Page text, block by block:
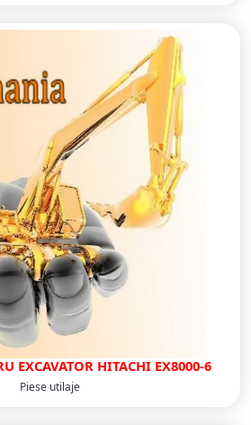
EXCAVATOR HITACHI EX8000-6
Piese utilaje